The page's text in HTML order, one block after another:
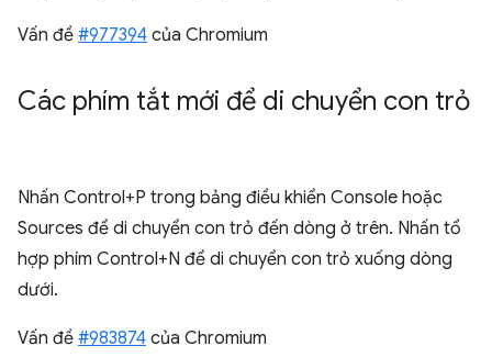
Vấn đề #977394 của Chromium
Các phím tắt mới để di chuyển con trỏ
Nhấn Control+P trong bảng điều khiển Console hoặc
Sources để di chuyển con trỏ đến dòng ở trên. Nhấn tổ
hợp phím Control+N để di chuyển con trỏ xuống dòng
dưới.
Vấn đề #983874 của Chromium